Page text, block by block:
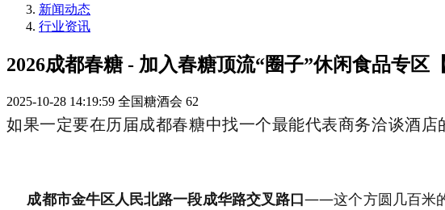
新闻动态
行业资讯
2026成都春糖 - 加入春糖顶流“圈子”休闲食品专区
2025-10-28 14:19:59 全国糖酒会 62
如果一定要在历届成都春糖中找一个最能代表商务洽谈酒
成都市金牛区人民北路一段成华路交叉路口——这个方圆几百米